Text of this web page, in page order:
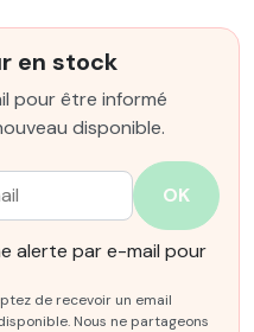
en stock
pour être informé
disponible.
OK
alerte par e-mail pour
de recevoir un email
Nous ne partageons